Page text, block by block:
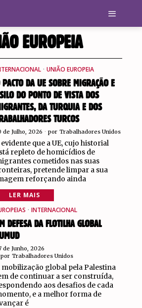
EUROPEIA
· UNIÃO EUROPEIA
PACTO DA UE SOBRE MIGRAÇÃO E
DO PONTO DE VISTA DOS
DA TURQUIA E DOS
TURCOS
de Julho, 2026 por Trabalhadores Unidos
evidente que a UE, cujo historial
repleto de homicídios de
cometidos nas suas
pretende limpar a sua
reforçando ainda
LER MAIS
· INTERNACIONAL
DEFESA DA FLOTILHA GLOBAL
de Junho, 2026
por Trabalhadores Unidos
mobilização global pela Palestina
de continuar a ser construída,
aos desafios de cada
e a melhor forma de
é